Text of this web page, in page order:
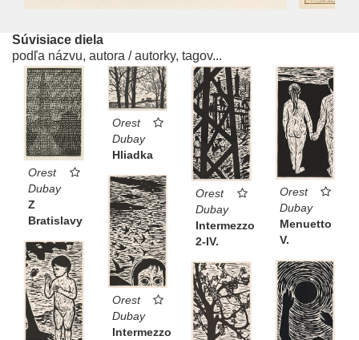
Súvisiace diela
podľa názvu, autora / autorky, tagov...
Orest
Dubay
Z
Bratislavy
Orest
Dubay
Hliadka
Orest
Dubay
Intermezzo
2-IV.
Orest
Dubay
Menuetto
V.
Orest
Dubay
Intermezzo